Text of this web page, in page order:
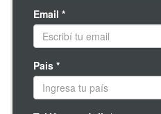
La empatía. Escucha
Comunicación telefónica.
del estrés.
Telemarketing y entornos
Evolución del telemarketing.
Email *
Pais *